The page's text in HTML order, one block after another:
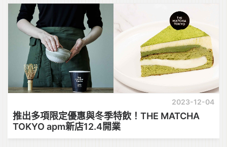
本地情報
東瀛特集
旅遊商品
Search
for:
2023-12-04
推出多項限定優惠與冬季特飲！THE MATCHA
TOKYO apm新店12.4開業